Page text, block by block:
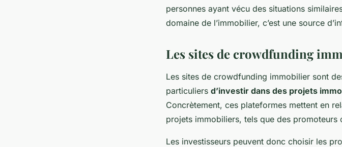
personnes ayant vécu des situations
domaine de l’immobilier, c’est une source
Les sites de crowdfunding
Les sites de crowdfunding immobilier sont
particuliers d’investir dans des projets
Concrètement, ces plateformes mettent en
projets immobiliers, tels que des promoteurs
Les investisseurs peuvent donc choisir les